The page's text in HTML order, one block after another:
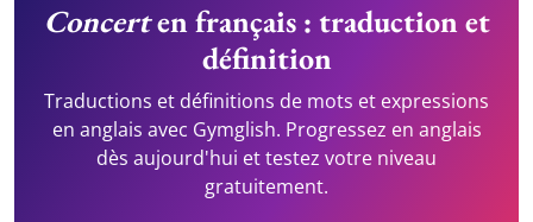
Concerten français : traduction et
définition
Traductions et définitions de mots et expressions
en anglais avec Gymglish. Progressez en anglais
dès aujourd'hui et testez votre niveau
gratuitement.